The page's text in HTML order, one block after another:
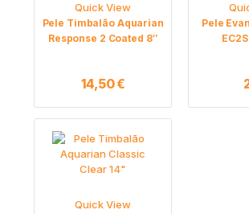
Quick View
Pele Timbalão Aquarian
Response 2 Coated 8″
14,50€
Pele
Quick View